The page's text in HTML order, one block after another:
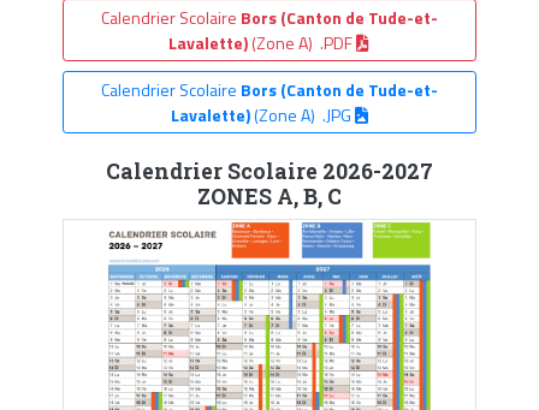
Calendrier Scolaire Bors (Canton de Tude-et-
Lavalette)(Zone A) .PDF
Calendrier Scolaire Bors (Canton de Tude-et-
Lavalette)(Zone A) .JPG
Calendrier Scolaire 2026-2027
ZONES A, B, C